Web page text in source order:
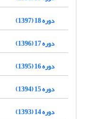
دوره 18 (1397)
دوره 17 (1396)
دوره 16 (1395)
دوره 15 (1394)
دوره 14 (1393)